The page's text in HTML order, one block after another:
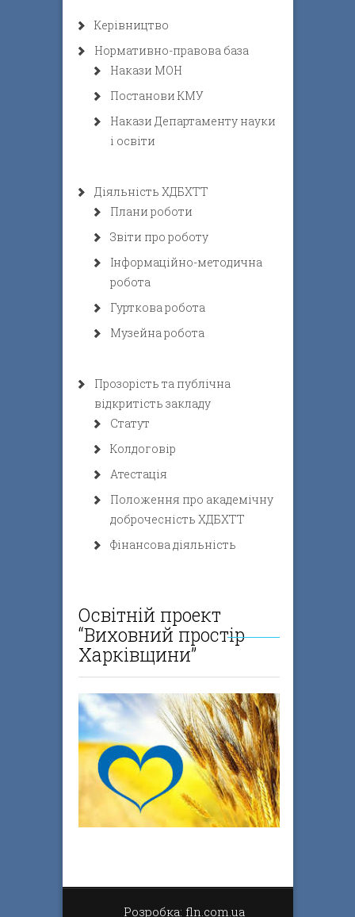
Керівництво
Нормативно-правова база
Накази МОН
Постанови КМУ
Накази Департаменту науки
і освіти
Діяльність ХДБХТТ
Плани роботи
Звіти про роботу
Інформаційно-методична
робота
Гурткова робота
Музейна робота
Прозорість та публічна
відкритість закладу
Статут
Колдоговір
Атестація
Положення про академічну
доброчесність ХДБХТТ
Фінансова діяльність
Освітній проект
“Виховний простір
Харківщини”
Розробка: fln.com.ua